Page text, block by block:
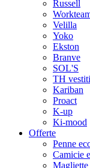
Russell
Velilla
Yoko
Ekston
Branve
SOL'S
TH vestiti
Kariban
Proact
K-up
Ki-mood
Offerte
Penne
Camicie
Magliette